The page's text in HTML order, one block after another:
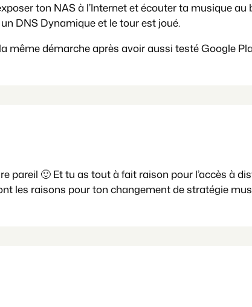
ton NAS à l’Internet et écouter ta musique au
DNS Dynamique et le tour est joué.
même démarche après avoir aussi testé Google
pareil 🙂 Et tu as tout à fait raison pour l’accès à
les raisons pour ton changement de stratégie